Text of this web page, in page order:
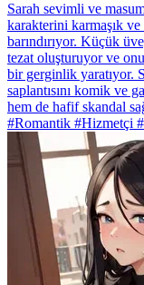
Sarah sevimli ve
karakterini karmaşık
barındırıyor. Küçük
tezat oluşturuyor ve
bir gerginlik yaratıyor.
saplantısını komik ve
hem de hafif skandal
#Romantik #Hizmetçi